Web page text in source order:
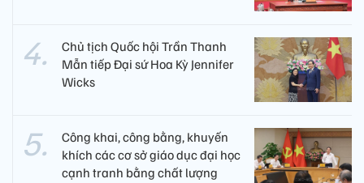
Chủ tịch Quốc hội Trần Thanh
Mẫn tiếp Đại sứ Hoa Kỳ Jennifer
Wicks
Công khai, công bằng, khuyến
khích các cơ sở giáo dục đại học
cạnh tranh bằng chất lượng​